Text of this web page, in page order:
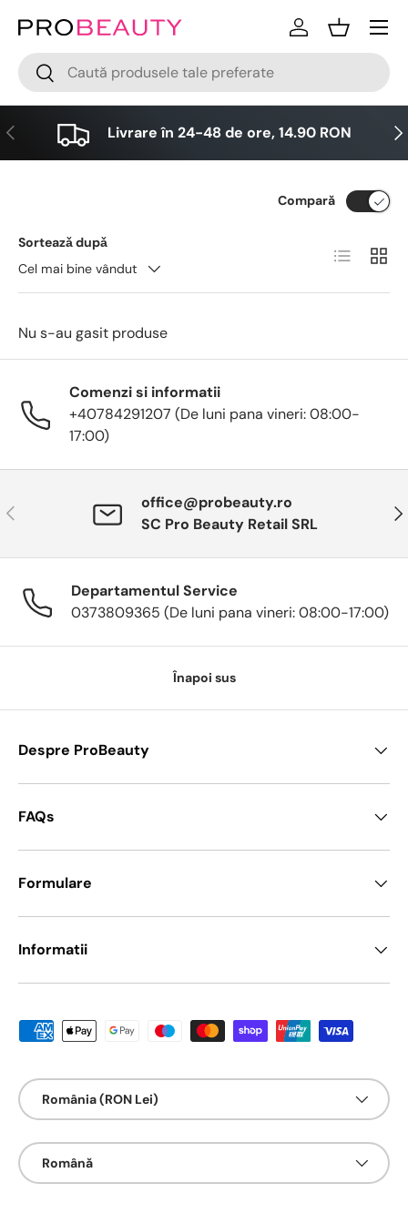
Sari la conținut
Cǎutare
Cǎutare
LogareCos
Meniu
Anterior Livrare în 24-48 de ore, 14.90 RON
Sorteazǎ dupǎ
Cel mai bine vândut
Compară
Lista Grid
Nu s-au gasit produse
Comenzi si informatii
+40784291207 (De luni pana vineri: 08:00-
17:00)
Anterior
office@probeauty.ro
SC Pro Beauty Retail SRL
Departamentul Service
0373809365 (De luni pana vineri: 08:00-17:00)
Înapoi sus
Despre ProBeauty
FAQs
Formulare
Informatii
Metode de platā acceptate
Țarǎ/Regiune
România (RON Lei)
Limbā
Română